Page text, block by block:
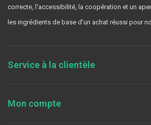
correcte, l'accessibilité, la coopération et un
les ingrédients de base d'un achat réussi pour
Service à la clientèle
Mon compte